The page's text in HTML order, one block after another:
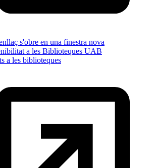
s'obre en una finestra nova
a les Biblioteques UAB
a les biblioteques